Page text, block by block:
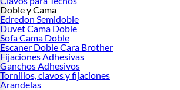
Doble y Cama
Edredon Semidoble
Duvet Cama Doble
Sofa Cama Doble
Escaner Doble Cara Brother
Fijaciones Adhesivas
Ganchos Adhesivos
Tornillos, clavos y fijaciones
Arandelas